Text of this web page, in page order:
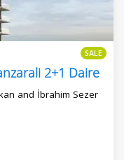
SALE
and İbrahim Sezer